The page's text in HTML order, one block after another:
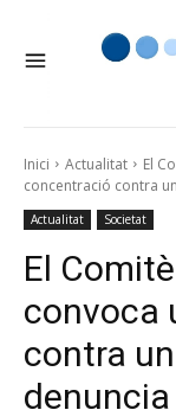
Inici Actualitat
El
concentració contra
Actualitat Societat
El
convoca
contra